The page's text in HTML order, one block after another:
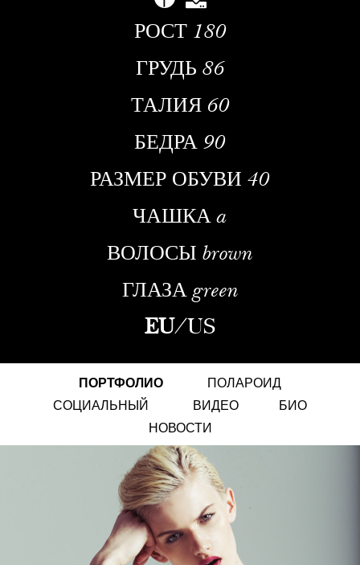
РОСТ 180
ГРУДЬ 86
ТАЛИЯ 60
БЕДРА 90
РАЗМЕР ОБУВИ 40
ЧАШКА a
ВОЛОСЫ brown
ГЛАЗА green
EU/US
ПОРТФОЛИО
ПОЛАРОИД
СОЦИАЛЬНЫЙ
ВИДЕО
БИО
НОВОСТИ